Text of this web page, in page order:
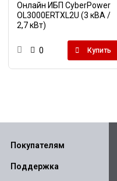
Онлайн ИБП CyberPower
OL3000ERTXL2U (3 кВА /
2,7 кВт)
0 Купить
Покупателям
Поддержка